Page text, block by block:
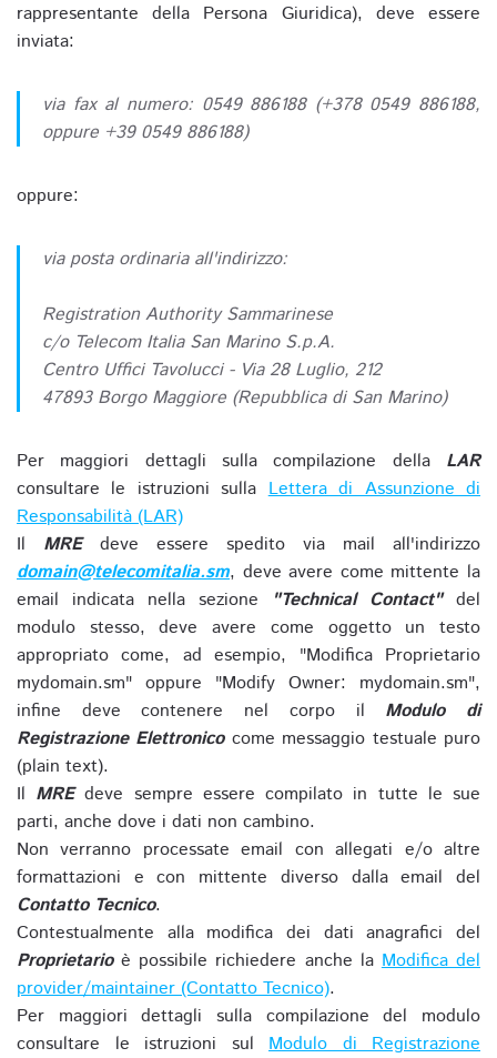
rappresentante della Persona Giuridica), deve essere
inviata:
via fax al numero: 0549 886188 (+378 0549 886188,
oppure +39 0549 886188)
oppure:
via posta ordinaria all'indirizzo:
Registration Authority Sammarinese
c/o Telecom Italia San Marino S.p.A.
Centro Uffici Tavolucci - Via 28 Luglio, 212
47893 Borgo Maggiore (Repubblica di San Marino)
Per maggiori dettagli sulla compilazione della LAR
consultare le istruzioni sullaLettera di Assunzione di
Responsabilità (LAR)
Il MREdeve essere spedito via mail all'indirizzo
domain@telecomitalia.sm, deve avere come mittente la
email indicata nella sezione
"Technical Contact"del
modulo stesso, deve avere come oggetto un testo
appropriato come, ad esempio, "Modifica Proprietario
mydomain.sm" oppure "Modify Owner: mydomain.sm",
infine deve contenere nel corpo il Modulo di
Registrazione Elettronicocome messaggio testuale puro
(plain text).
Il MREdeve sempre essere compilato in tutte le sue
parti, anche dove i dati non cambino.
Non verranno processate email con allegati e/o altre
formattazioni e con mittente diverso dalla email del
Contatto Tecnico.
Contestualmente alla modifica dei dati anagrafici del
Proprietarioè possibile richiedere anche laModifica del
provider/maintainer (Contatto Tecnico).
Per maggiori dettagli sulla compilazione del modulo
consultare le istruzioni sul Modulo di Registrazione